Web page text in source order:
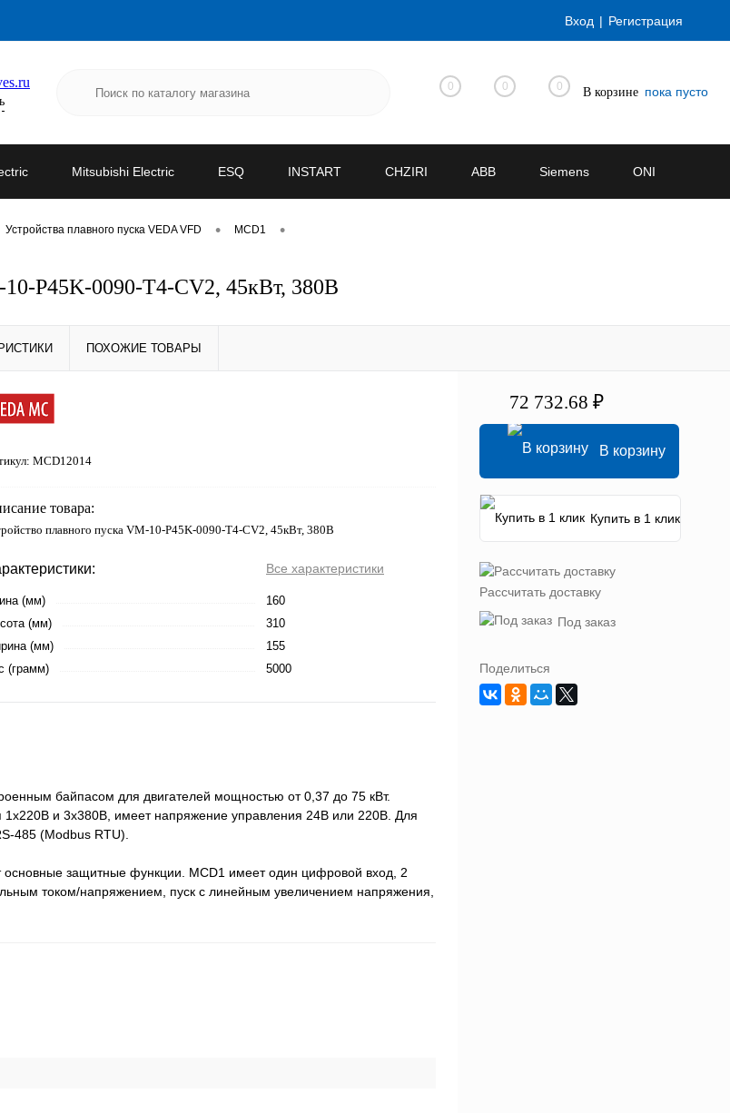
Вход Регистрация
0 0 0 В корзине пока пусто
Mitsubishi Electric ESQ INSTART CHZIRI ABB Siemens ONI
Устройства плавного пуска VEDA VFD • MCD1 •
P45K-0090-T4-CV2, 45кВт, 380В
ПОХОЖИЕ ТОВАРЫ
MCD12014
товара:
плавного пуска VM-10-P45K-0090-T4-CV2, 45кВт, 380В
Все характеристики
(мм)
160
(мм)
310
(мм)
155
(грамм)
5000
байпасом для двигателей мощностью от 0,37 до 75 кВт.
и 3х380В, имеет напряжение управления 24В или 220В. Для
485 (Modbus RTU).
основные защитные функции. MCD1 имеет один цифровой вход, 2
током/напряжением, пуск с линейным увеличением напряжения,
72 732.68 ₽
В корзину
Купить в 1 клик
Рассчитать доставку
Под заказ
Поделиться